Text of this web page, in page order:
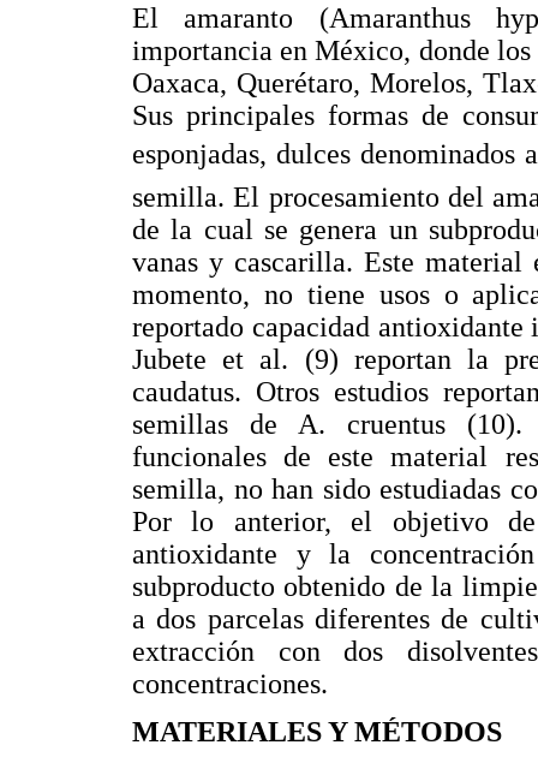
El amaranto (Amaranthus
importancia en México, donde los
Oaxaca, Querétaro, Morelos,
Sus principales formas de
esponjadas, dulces denominados
semilla. El procesamiento del
de la cual se genera un
vanas y cascarilla. Este material
momento, no tiene usos o
reportado capacidad
Jubete et al. (9) reportan la
caudatus. Otros estudios
semillas de A. cruentus (10).
funcionales de este material
semilla, no han sido estudiadas
Por lo anterior, el objetivo
antioxidante y la
subproducto obtenido de la
a dos parcelas diferentes de
extracción con dos
concentraciones.
MATERIALES Y MÉTODOS